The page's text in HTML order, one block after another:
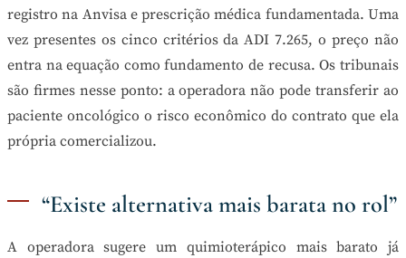
registro na Anvisa e prescrição médica fundamentada. Uma
vez presentes os cinco critérios da ADI 7.265, o preço não
entra na equação como fundamento de recusa. Os tribunais
são firmes nesse ponto: a operadora não pode transferir ao
paciente oncológico o risco econômico do contrato que ela
própria comercializou.
“Existe alternativa mais barata no rol”
A operadora sugere um quimioterápico mais barato já